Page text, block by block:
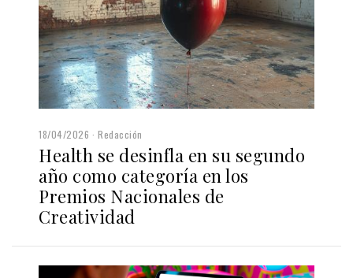
18/04/2026 Redacción
Health se desinfla en su segundo
año como categoría en los
Premios Nacionales de
Creatividad